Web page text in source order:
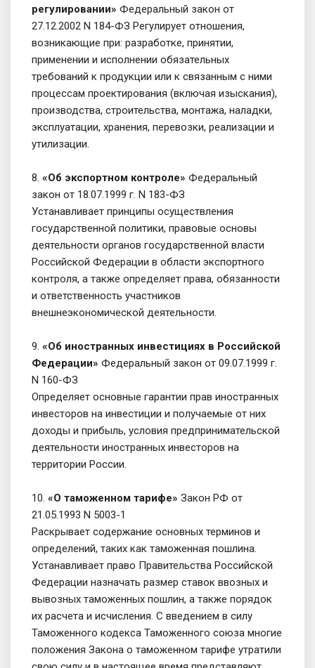
регулировании» Федеральный закон от
27.12.2002 N 184-ФЗ Регулирует отношения,
возникающие при: разработке, принятии,
применении и исполнении обязательных
требований к продукции или к связанным с ними
процессам проектирования (включая изыскания),
производства, строительства, монтажа, наладки,
эксплуатации, хранения, перевозки, реализации и
утилизации.
8. «Об экспортном контроле» Федеральный
закон от 18.07.1999 г. N 183-ФЗ
Устанавливает принципы осуществления
государственной политики, правовые основы
деятельности органов государственной власти
Российской Федерации в области экспортного
контроля, а также определяет права, обязанности
и ответственность участников
внешнеэкономической деятельности.
9. «Об иностранных инвестициях в Российской
Федерации» Федеральный закон от 09.07.1999 г.
N 160-ФЗ
Определяет основные гарантии прав иностранных
инвесторов на инвестиции и получаемые от них
доходы и прибыль, условия предпринимательской
деятельности иностранных инвесторов на
территории России.
10. «О таможенном тарифе» Закон РФ от
21.05.1993 N 5003-1
Раскрывает содержание основных терминов и
определений, таких как таможенная пошлина.
Устанавливает право Правительства Российской
Федерации назначать размер ставок ввозных и
вывозных таможенных пошлин, а также порядок
их расчета и исчисления. С введением в силу
Таможенного кодекса Таможенного союза многие
положения Закона о таможенном тарифе утратили